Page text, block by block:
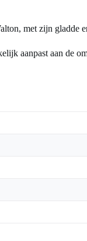
met zijn gladde
aanpast aan de